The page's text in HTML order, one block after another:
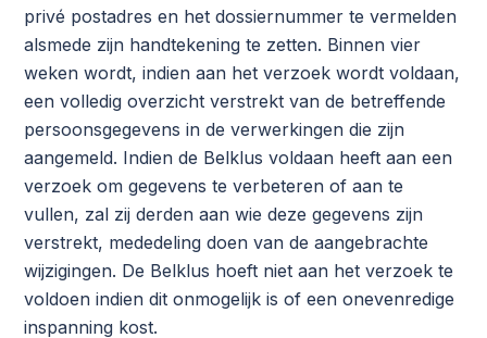
privé postadres en het dossiernummer te vermelden
alsmede zijn handtekening te zetten. Binnen vier
weken wordt, indien aan het verzoek wordt voldaan,
een volledig overzicht verstrekt van de betreffende
persoonsgegevens in de verwerkingen die zijn
aangemeld. Indien de Belklus voldaan heeft aan een
verzoek om gegevens te verbeteren of aan te
vullen, zal zij derden aan wie deze gegevens zijn
verstrekt, mededeling doen van de aangebrachte
wijzigingen. De Belklus hoeft niet aan het verzoek te
voldoen indien dit onmogelijk is of een onevenredige
inspanning kost.